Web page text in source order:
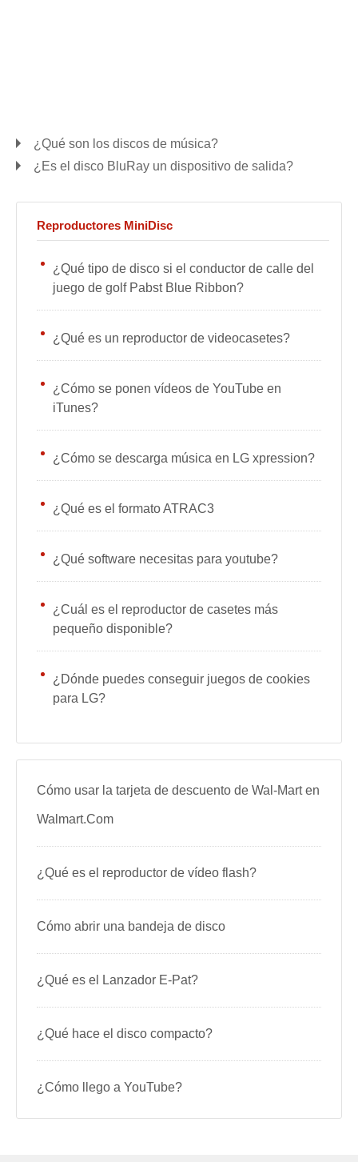
¿Qué son los discos de música?
¿Es el disco BluRay un dispositivo de salida?
Reproductores MiniDisc
¿Qué tipo de disco si el conductor de calle del
juego de golf Pabst Blue Ribbon?
¿Qué es un reproductor de videocasetes?
¿Cómo se ponen vídeos de YouTube en
iTunes?
¿Cómo se descarga música en LG xpression?
¿Qué es el formato ATRAC3
¿Qué software necesitas para youtube?
¿Cuál es el reproductor de casetes más
pequeño disponible?
¿Dónde puedes conseguir juegos de cookies
para LG?
Cómo usar la tarjeta de descuento de Wal-Mart en
Walmart.Com
¿Qué es el reproductor de vídeo flash?
Cómo abrir una bandeja de disco
¿Qué es el Lanzador E-Pat?
¿Qué hace el disco compacto?
¿Cómo llego a YouTube?